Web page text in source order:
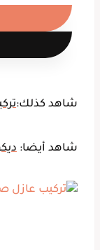
شاهد كذلك:
شاهد أيضا: